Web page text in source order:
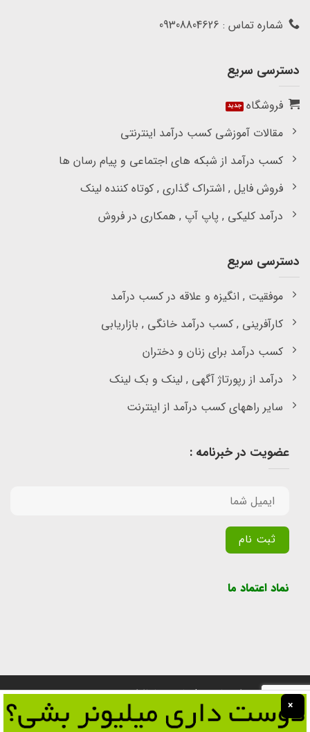
شماره تماس : 09308804626
دسترسی سریع
فروشگاه
مقالات آموزشی کسب درآمد اینترنتی
کسب درآمد از شبکه های اجتماعی و پیام رسان ها
فروش فایل , اشتراک گذاری , کوتاه کننده لینک
درآمد کلیکی , پاپ آپ , همکاری در فروش
دسترسی سریع
موفقیت , انگیزه و علاقه در کسب درآمد
کارآفرینی , کسب درآمد خانگی , بازاریابی
کسب درآمد برای زنان و دختران
درآمد از رپورتاژ آگهی , لینک و بک لینک
سایر راههای کسب درآمد از اینترنت
عضویت در خبرنامه :
نماد اعتماد ما
تمامی حقوق برای سایت پول یابی محفوظ است.
×